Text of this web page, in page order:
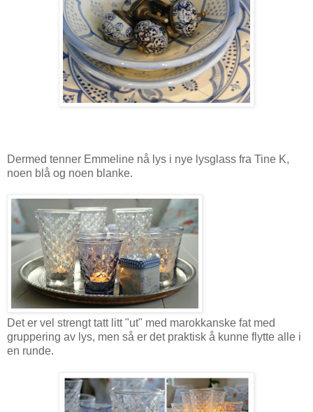
Dermed tenner Emmeline nå lys i nye lysglass fra Tine K,
noen blå og noen blanke.
Det er vel strengt tatt litt "ut" med marokkanske fat med
gruppering av lys, men så er det praktisk å kunne flytte alle i
en runde.